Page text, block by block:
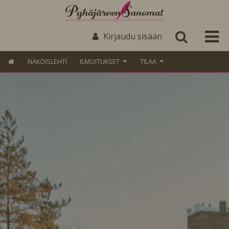
Kirjaudu sisään
NÄKÖISLEHTI ILMOITUKSET TILAA